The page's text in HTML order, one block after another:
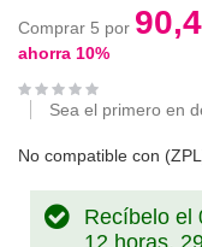
Comprar 5 por
ahorra 10%
Sea el primero en
No compatible con
Recíbelo el